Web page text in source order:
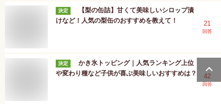
決定
【梨の缶詰】甘くて美味しいシロップ漬
けなど！人気の梨缶のおすすめを教えて！
21
回答
決定
かき氷トッピング｜人気ランキング上位
や変わり種など子供が喜ぶ美味しいおすすめは？
42
回答